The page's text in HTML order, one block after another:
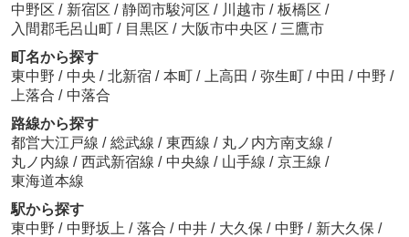
中野区 / 新宿区 / 静岡市駿河区 / 川越市 / 板橋区 /
入間郡毛呂山町 / 目黒区 / 大阪市中央区 / 三鷹市
町名から探す
東中野 / 中央 / 北新宿 / 本町 / 上高田 / 弥生町 / 中田 / 中野 /
上落合 / 中落合
路線から探す
都営大江戸線 / 総武線 / 東西線 / 丸ノ内方南支線 /
丸ノ内線 / 西武新宿線 / 中央線 / 山手線 / 京王線 /
東海道本線
駅から探す
東中野 / 中野坂上 / 落合 / 中井 / 大久保 / 中野 / 新大久保 /